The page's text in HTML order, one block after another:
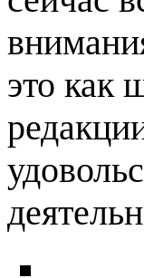
это как